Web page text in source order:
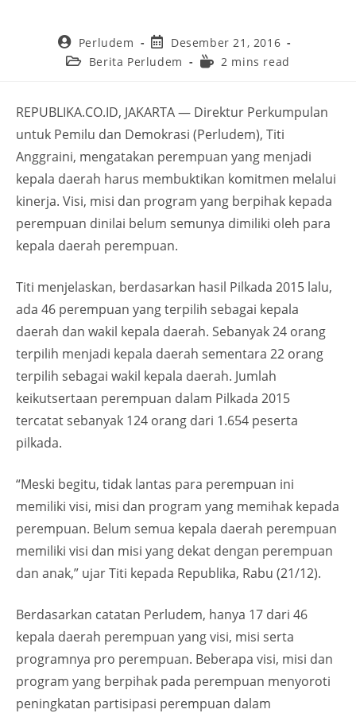
Perludem
Desember 21, 2016
Berita Perludem
2 mins read
REPUBLIKA.CO.ID, JAKARTA — Direktur Perkumpulan
untuk Pemilu dan Demokrasi (Perludem), Titi
Anggraini, mengatakan perempuan yang menjadi
kepala daerah harus membuktikan komitmen melalui
kinerja. Visi, misi dan program yang berpihak kepada
perempuan dinilai belum semunya dimiliki oleh para
kepala daerah perempuan.
Titi menjelaskan, berdasarkan hasil Pilkada 2015 lalu,
ada 46 perempuan yang terpilih sebagai kepala
daerah dan wakil kepala daerah. Sebanyak 24 orang
terpilih menjadi kepala daerah sementara 22 orang
terpilih sebagai wakil kepala daerah. Jumlah
keikutsertaan perempuan dalam Pilkada 2015
tercatat sebanyak 124 orang dari 1.654 peserta
pilkada.
“Meski begitu, tidak lantas para perempuan ini
memiliki visi, misi dan program yang memihak kepada
perempuan. Belum semua kepala daerah perempuan
memiliki visi dan misi yang dekat dengan perempuan
dan anak,” ujar Titi kepada Republika, Rabu (21/12).
Berdasarkan catatan Perludem, hanya 17 dari 46
kepala daerah perempuan yang visi, misi serta
programnya pro perempuan. Beberapa visi, misi dan
program yang berpihak pada perempuan menyoroti
peningkatan partisipasi perempuan dalam